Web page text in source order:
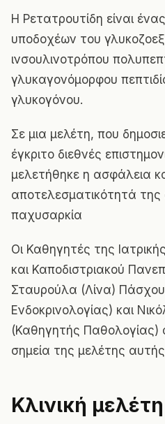
Η Ρετατρουτίδη είναι
υποδοχέων του
ινσουλινοτρόπου
γλυκαγονόμορφου
γλυκογόνου.
Σε μια μελέτη, που
έγκριτο διεθνές
μελετήθηκε η ασφάλεια
αποτελεσματικότητά
παχυσαρκία
Οι Καθηγητές της
και Καποδιστριακού
Σταυρούλα (Λίνα) Πάσχου
Ενδοκρινολογίας) και
(Καθηγητής Παθολογίας)
σημεία της μελέτης
Κλινική μελέτη